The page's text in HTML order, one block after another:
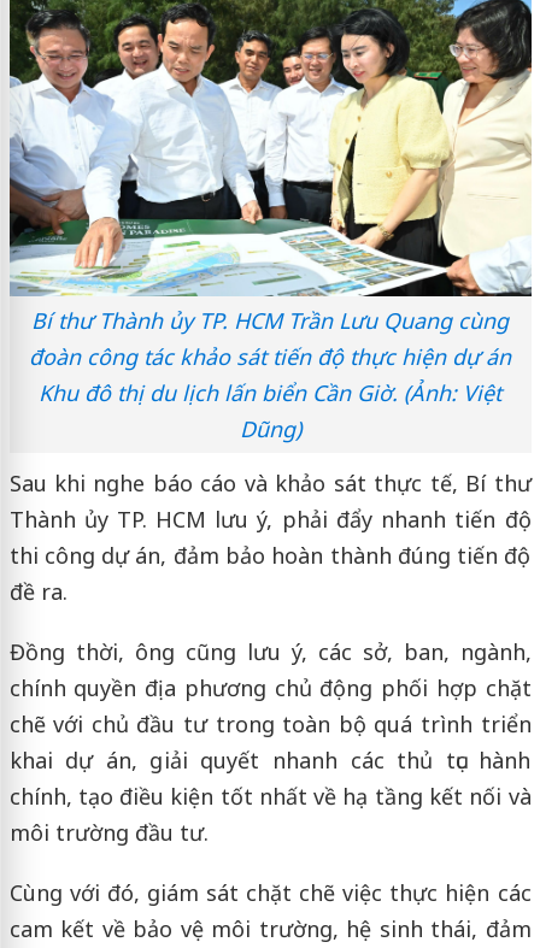
Bí thư Thành ủy TP. HCM Trần Lưu Quang cùng
đoàn công tác khảo sát tiến độ thực hiện dự án
Khu đô thị du lịch lấn biển Cần Giờ. (Ảnh: Việt
Dũng)
Sau khi nghe báo cáo và khảo sát thực tế, Bí thư
Thành ủy TP. HCM lưu ý, phải đẩy nhanh tiến độ
thi công dự án, đảm bảo hoàn thành đúng tiến độ
đề ra.
Đồng thời, ông cũng lưu ý, các sở, ban, ngành,
chính quyền địa phương chủ động phối hợp chặt
chẽ với chủ đầu tư trong toàn bộ quá trình triển
khai dự án, giải quyết nhanh các thủ tục hành
chính, tạo điều kiện tốt nhất về hạ tầng kết nối và
môi trường đầu tư.
Cùng với đó, giám sát chặt chẽ việc thực hiện các
cam kết về bảo vệ môi trường, hệ sinh thái, đảm